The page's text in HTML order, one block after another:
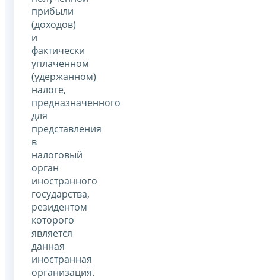
прибыли
(доходов)
и
фактически
уплаченном
(удержанном)
налоге,
предназначенного
для
представления
в
налоговый
орган
иностранного
государства,
резидентом
которого
является
данная
иностранная
организация.